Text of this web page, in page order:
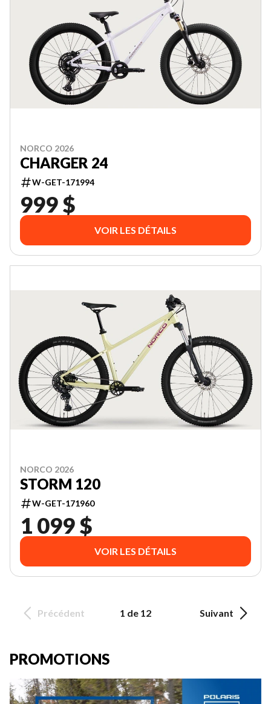
NORCO 2026
CHARGER 24
W-GET-171994
999 $
VOIR LES DÉTAILS
NORCO 2026
STORM 120
W-GET-171960
1 099 $
VOIR LES DÉTAILS
Précédent 1 de 12 Suivant
PROMOTIONS